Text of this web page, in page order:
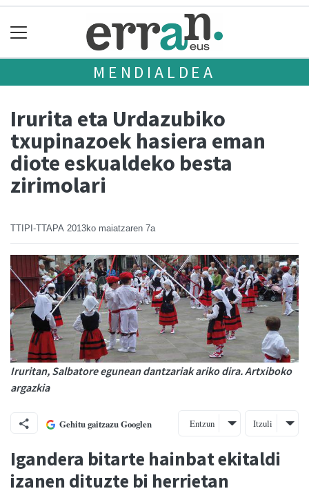
MENDIALDEA
Irurita eta Urdazubiko
txupinazoek hasiera eman
diote eskualdeko besta
zirimolari
TTIPI-TTAPA 2013ko maiatzaren 7a
Iruritan, Salbatore egunean dantzariak ariko dira. Artxiboko
argazkia
Gehitu gaitzazu Googlen Entzun Itzuli
Igandera bitarte hainbat ekitaldi
izanen dituzte bi herrietan